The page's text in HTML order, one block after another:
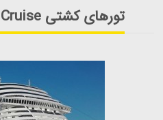
تورهای کشتی MSC Meraviglia Cruise